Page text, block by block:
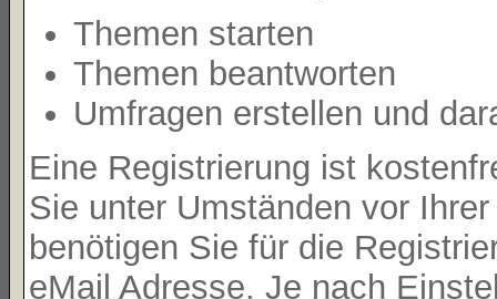
Themen starten
Themen beantworten
Umfragen erstellen und
Eine Registrierung ist
Sie unter Umständen vor
benötigen Sie für die
eMail Adresse. Je nach